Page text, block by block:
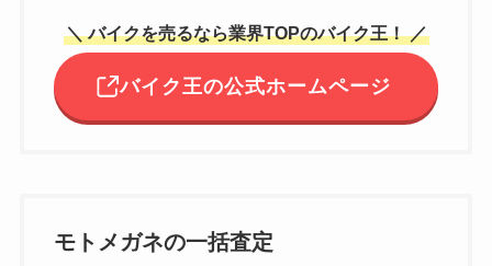
＼ バイクを売るなら業界TOPのバイク王！ ／
バイク王の公式ホームページ
モトメガネの一括査定